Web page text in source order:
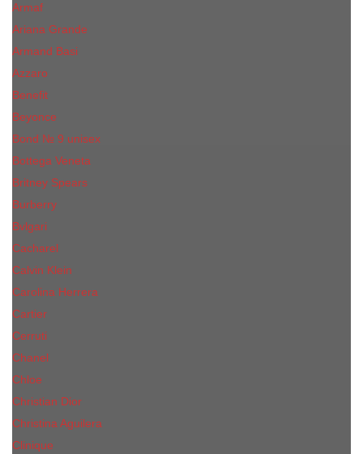
Armaf
Ariana Grande
Armand Basi
Azzaro
Benefit
Beyonce
Bond № 9 unisex
Bottega Veneta
Britney Spears
Burberry
Bvlgari
Cacharel
Calvin Klein
Carolina Herrera
Cartier
Cerruti
Сhanеl
Chloe
Christian Dior
Christina Aguilera
Сliniquе